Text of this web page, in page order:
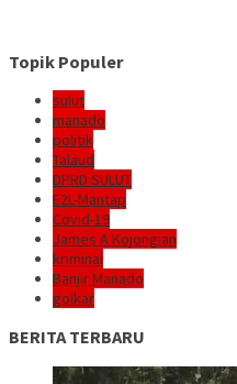
Topik Populer
sulut
manado
politik
Talaud
DPRD SULUT
E2L-Mantap
Covid-19
James A Kojongian
kriminal
Banjir Manado
golkar
BERITA TERBARU